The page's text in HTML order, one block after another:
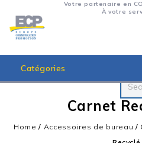
Votre partenaire en
À votre
Catégories
Carnet
Home / Accessoires de bureau /